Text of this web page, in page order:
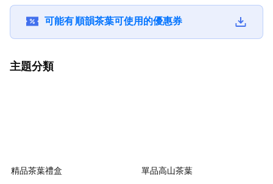
茶葉｜自家茶園產製
｜自家茶園產製銷
可能有順韻茶葉可使用的優惠券
主題分類
精品茶葉禮盒 單品高山茶葉